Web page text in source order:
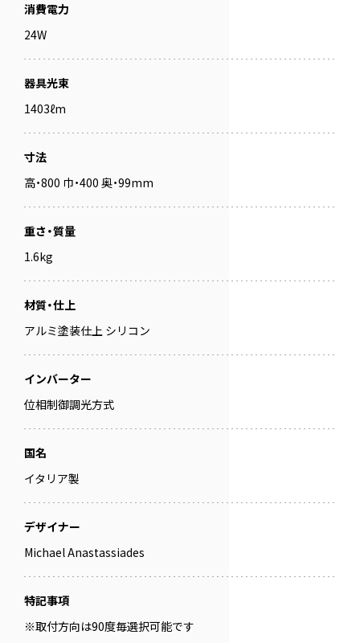
消費電力
24W
器具光束
1403ℓm
寸法
高・800 巾・400 奥・99mm
重さ・質量
1.6kg
材質・仕上
アルミ塗装仕上 シリコン
インバーター
位相制御調光方式
国名
イタリア製
デザイナー
Michael Anastassiades
特記事項
※取付方向は90度毎選択可能です